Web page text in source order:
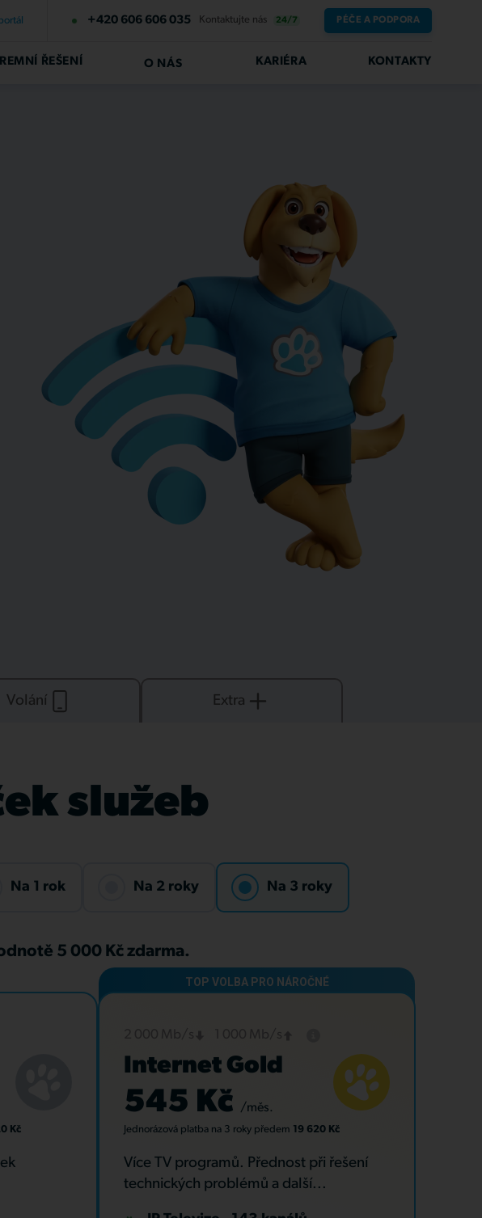
+420 606 606 035 Kontaktujte nás 24/7 PÉČE A PODPORA
ŘEŠENÍ O NÁS KARIÉRA KONTAKTY
Volání Extra
služeb
Na 1 rok Na 2 roky Na 3 roky
5 000 Kč zdarma.
Kč
Internet Gold
545 Kč /měs.
Jednorázová platba na 3 rokypředem 19 620 Kč
Více TV programů. Přednost při řešení
technických problémů a další...